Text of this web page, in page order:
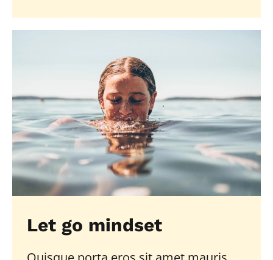
Let go mindset